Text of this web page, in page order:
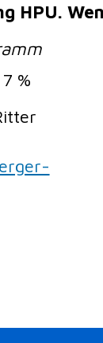
HPU.
%